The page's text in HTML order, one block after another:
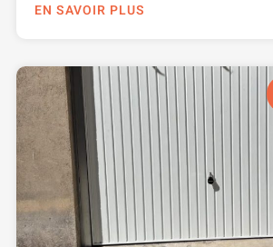
EN SAVOIR PLUS